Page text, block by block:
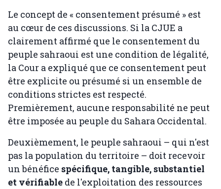
Le concept de « consentement présumé » est
au cœur de ces discussions. Si la CJUE a
clairement affirmé que le consentement du
peuple sahraoui est une condition de légalité,
la Cour a expliqué que ce consentement peut
être explicite ou présumé si un ensemble de
conditions strictes est respecté.
Premièrement, aucune responsabilité ne peut
être imposée au peuple du Sahara Occidental.
Deuxièmement, le peuple sahraoui – qui n'est
pas la population du territoire – doit recevoir
un bénéfice spécifique, tangible, substantiel
et vérifiable de l'exploitation des ressources